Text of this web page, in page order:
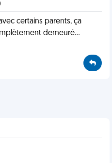
certains parents, ça
demeuré...